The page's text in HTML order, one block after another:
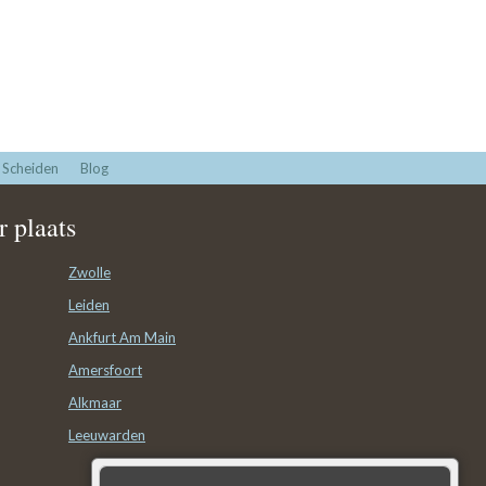
Scheiden Blog
plaats
Zwolle
Leiden
Ankfurt Am Main
Amersfoort
Alkmaar
Leeuwarden